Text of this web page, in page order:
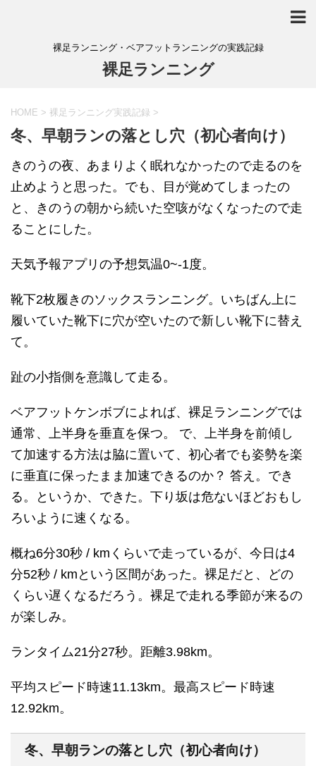
裸足ランニング・ベアフットランニングの実践記録
裸足ランニング
HOME > 裸足ランニング実践記録 >
冬、早朝ランの落とし穴（初心者向け）
きのうの夜、あまりよく眠れなかったので走るのを
止めようと思った。でも、目が覚めてしまったの
と、きのうの朝から続いた空咳がなくなったので走
ることにした。
天気予報アプリの予想気温0~-1度。
靴下2枚履きのソックスランニング。いちばん上に
履いていた靴下に穴が空いたので新しい靴下に替え
て。
趾の小指側を意識して走る。
ベアフットケンボブによれば、裸足ランニングでは
通常、上半身を垂直を保つ。 で、上半身を前傾し
て加速する方法は脇に置いて、初心者でも姿勢を楽
に垂直に保ったまま加速できるのか？ 答え。でき
る。というか、できた。下り坂は危ないほどおもし
ろいように速くなる。
概ね6分30秒 / kmくらいで走っているが、今日は4
分52秒 / kmという区間があった。裸足だと、どの
くらい遅くなるだろう。裸足で走れる季節が来るの
が楽しみ。
ランタイム21分27秒。距離3.98km。
平均スピード時速11.13km。最高スピード時速
12.92km。
冬、早朝ランの落とし穴（初心者向け）